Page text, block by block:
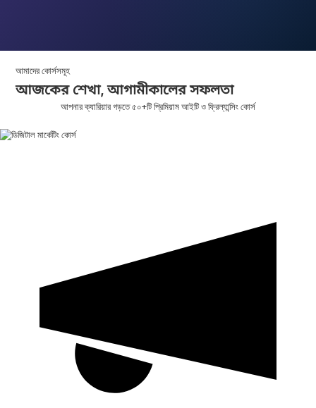
আমাদের কোর্সসমূহ
আজকের শেখা,আগামীকালের সফলতা
আপনার ক্যারিয়ার গড়তে ৫০+টি প্রিমিয়াম আইটি ও ফ্রিল্যান্সিং কোর্স